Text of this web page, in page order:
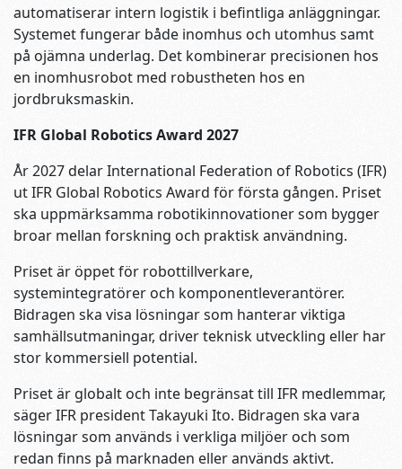
automatiserar intern logistik i befintliga anläggningar.
Systemet fungerar både inomhus och utomhus samt
på ojämna underlag. Det kombinerar precisionen hos
en inomhusrobot med robustheten hos en
jordbruksmaskin.
IFR Global Robotics Award 2027
År 2027 delar International Federation of Robotics (IFR)
ut IFR Global Robotics Award för första gången. Priset
ska uppmärksamma robotikinnovationer som bygger
broar mellan forskning och praktisk användning.
Priset är öppet för robottillverkare,
systemintegratörer och komponentleverantörer.
Bidragen ska visa lösningar som hanterar viktiga
samhällsutmaningar, driver teknisk utveckling eller har
stor kommersiell potential.
Priset är globalt och inte begränsat till IFR medlemmar,
säger IFR president Takayuki Ito. Bidragen ska vara
lösningar som används i verkliga miljöer och som
redan finns på marknaden eller används aktivt.